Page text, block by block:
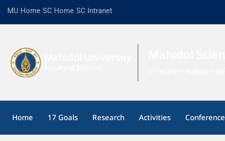
MU Home SC Home SC Intranet
Home 17 Goals Research Activities Conference